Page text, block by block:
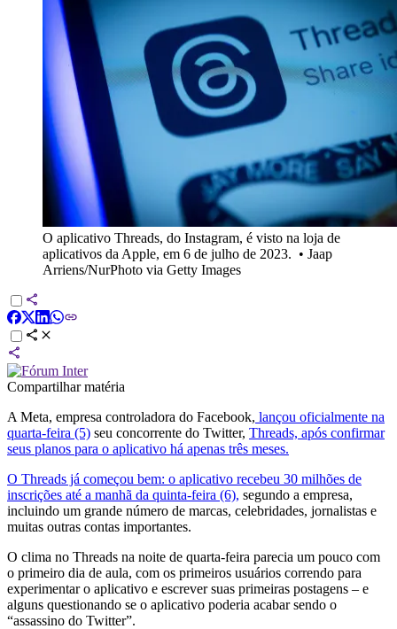
O aplicativo Threads, do Instagram, é visto na loja de
aplicativos da Apple, em 6 de julho de 2023. • Jaap
Arriens/NurPhoto via Getty Images
Compartilhar matéria
A Meta, empresa controladora do Facebook, lançou oficialmente na
quarta-feira (5) seu concorrente do Twitter, Threads, após confirmar
seus planos para o aplicativo há apenas três meses.
O Threads já começou bem: o aplicativo recebeu 30 milhões de
inscrições até a manhã da quinta-feira (6), segundo a empresa,
incluindo um grande número de marcas, celebridades, jornalistas e
muitas outras contas importantes.
O clima no Threads na noite de quarta-feira parecia um pouco com
o primeiro dia de aula, com os primeiros usuários correndo para
experimentar o aplicativo e escrever suas primeiras postagens – e
alguns questionando se o aplicativo poderia acabar sendo o
“assassino do Twitter”.